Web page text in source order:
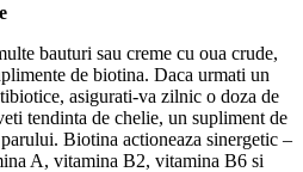
bauturi sau creme cu oua crude,
de biotina. Daca urmati un
asigurati-va zilnic o doza de
tendinta de chelie, un supliment de
Biotina actioneaza sinergetic –
A, vitamina B2, vitamina B6 si